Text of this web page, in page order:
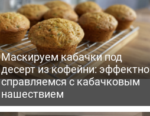
Маскируем кабачки под
десерт из кофейни: эффектно
справляемся с кабачковым
нашествием